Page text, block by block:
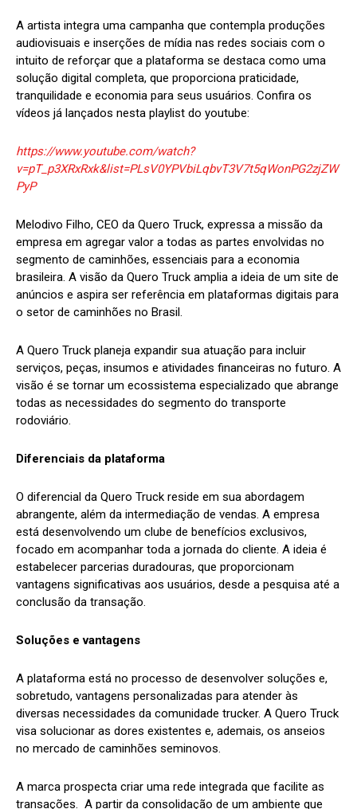
A artista integra uma campanha que contempla produções
audiovisuais e inserções de mídia nas redes sociais com o
intuito de reforçar que a plataforma se destaca como uma
solução digital completa, que proporciona praticidade,
tranquilidade e economia para seus usuários. Confira os
vídeos já lançados nesta playlist do youtube:
https://www.youtube.com/watch?
v=pT_p3XRxRxk&list=PLsV0YPVbiLqbvT3V7t5qWonPG2zjZW
PyP
Melodivo Filho, CEO da Quero Truck, expressa a missão da
empresa em agregar valor a todas as partes envolvidas no
segmento de caminhões, essenciais para a economia
brasileira. A visão da Quero Truck amplia a ideia de um site de
anúncios e aspira ser referência em plataformas digitais para
o setor de caminhões no Brasil.
A Quero Truck planeja expandir sua atuação para incluir
serviços, peças, insumos e atividades financeiras no futuro. A
visão é se tornar um ecossistema especializado que abrange
todas as necessidades do segmento do transporte
rodoviário.
Diferenciais da plataforma
O diferencial da Quero Truck reside em sua abordagem
abrangente, além da intermediação de vendas. A empresa
está desenvolvendo um clube de benefícios exclusivos,
focado em acompanhar toda a jornada do cliente. A ideia é
estabelecer parcerias duradouras, que proporcionam
vantagens significativas aos usuários, desde a pesquisa até a
conclusão da transação.
Soluções e vantagens
A plataforma está no processo de desenvolver soluções e,
sobretudo, vantagens personalizadas para atender às
diversas necessidades da comunidade trucker. A Quero Truck
visa solucionar as dores existentes e, ademais, os anseios
no mercado de caminhões seminovos.
A marca prospecta criar uma rede integrada que facilite as
transações. A partir da consolidação de um ambiente que